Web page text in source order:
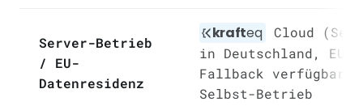
Server-Betrieb
/ EU-
Datenresidenz
krafteq
Cloud
in Deutschland, EU-
Fallback verfügbar)
Selbst-Betrieb